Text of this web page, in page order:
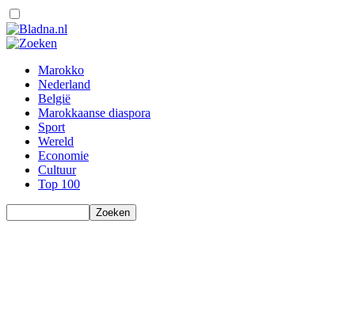
Marokko
Nederland
België
Marokkaanse diaspora
Sport
Wereld
Economie
Cultuur
Top 100